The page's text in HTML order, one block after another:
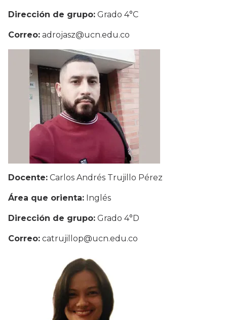
Dirección de grupo: Grado 4°C
Correo: adrojasz@ucn.edu.co
Docente: Carlos Andrés Trujillo Pérez
Área que orienta: Inglés
Dirección de grupo: Grado 4°D
Correo: catrujillop@ucn.edu.co